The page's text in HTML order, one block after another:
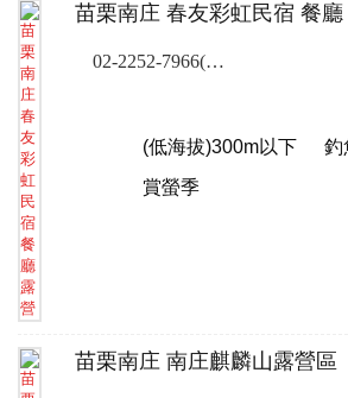
苗栗南庄 春友彩虹民宿 餐廳
02-2252-7966(露營樂訂位專線)
(低海拔)300m以下 釣
賞螢季
苗栗南庄 南庄麒麟山露營區